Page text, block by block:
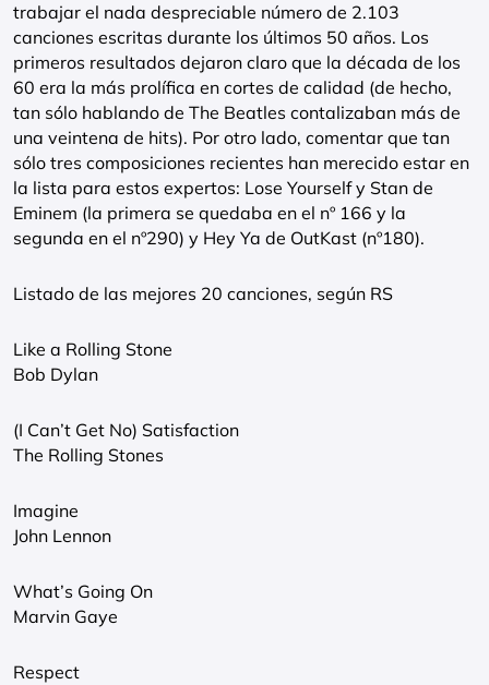
trabajar el nada despreciable número de 2.103
canciones escritas durante los últimos 50 años. Los
primeros resultados dejaron claro que la década de los
60 era la más prolífica en cortes de calidad (de hecho,
tan sólo hablando de The Beatles contalizaban más de
una veintena de hits). Por otro lado, comentar que tan
sólo tres composiciones recientes han merecido estar en
la lista para estos expertos: Lose Yourself y Stan de
Eminem (la primera se quedaba en el nº 166 y la
segunda en el nº290) y Hey Ya de OutKast (nº180).
Listado de las mejores 20 canciones, según RS
Like a Rolling Stone
Bob Dylan
(I Can’t Get No) Satisfaction
The Rolling Stones
Imagine
John Lennon
What’s Going On
Marvin Gaye
Respect